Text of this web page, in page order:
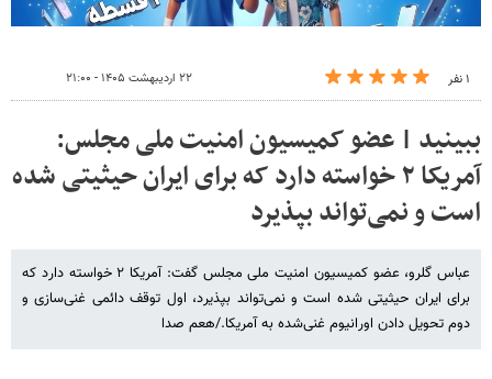
۱ نفر ۲۲ اردیبهشت ۱۴۰۵ - ۲۱:۰۰
ببینید | عضو کمیسیون امنیت ملی مجلس:
آمریکا ۲ خواسته دارد که برای ایران حیثیتی شده
است و نمی‌تواند بپذیرد
عباس گلرو، عضو کمیسیون امنیت ملی مجلس گفت: آمریکا ۲ خواسته دارد که
برای ایران حیثیتی شده است و نمی‌تواند بپذیرد، اول توقف دائمی غنی‌سازی و
دوم تحویل دادن اورانیوم غنی‌شده به آمریکا./هعم صدا